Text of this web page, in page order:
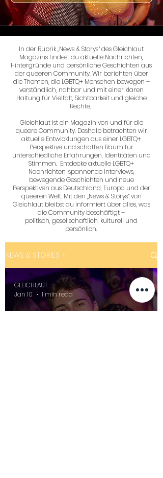
In der Rubrik „News & Storys“ des Gleichlaut
Magazins findest du aktuelle Nachrichten,
Hintergründe und persönliche Geschichten aus
der queeren Community. Wir berichten über
die Themen, die LGBTQ+ Menschen bewegen –
verständlich, nahbar und mit einer klaren
Haltung für Vielfalt, Sichtbarkeit und gleiche
Rechte.
Gleichlaut ist ein Magazin von und für die
queere Community. Deshalb betrachten wir
aktuelle Entwicklungen aus einer LGBTQ+
Perspektive und schaffen Raum für
unterschiedliche Erfahrungen, Identitäten und
Stimmen. Entdecke aktuelle LGBTQ+
Nachrichten, spannende Interviews,
bewegende Geschichten und neue
Perspektiven aus Deutschland, Europa und der
queeren Welt. Mit den „News & Storys“ von
Gleichlaut bleibst du informiert über alles, was
die Community beschäftigt –
politisch, gesellschaftlich, kulturell und
persönlich.
NEWS & STORIES +
GLEICHLAUT
Jan 10
1 min read